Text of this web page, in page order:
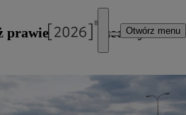
Otwórz menu
80% sprzedaży